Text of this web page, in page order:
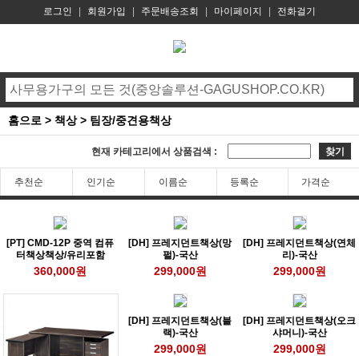
로그인 회원가입 주문배송조회 마이페이지 전화걸기
홈으로 > 책상> 팀장/중견용책상
현재 카테고리에서 상품검색 : 찾기
추천순 인기순 이름순 등록순 가격순
[PT] CMD-12P 중역 컴퓨
터책상책상/유리포함
360,000원
[DH] 프레지던트책상(망
펄)-국산
299,000원
[DH] 프레지던트책상(연체
리)-국산
299,000원
[DH] 프레지던트책상(블
랙)-국산
299,000원
[DH] 프레지던트책상(오크
샤머니)-국산
299,000원